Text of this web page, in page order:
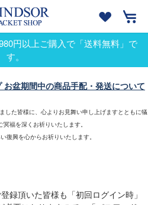
円以上ご購入で「送料無料」で
す。
お盆期間中の商品手配・発送について
した皆様に、心よりお見舞い申し上げますとともに犠
福を深くお祈りいたします。
復興を心からお祈りいたします。
録頂いた皆様も「初回ログイン時」